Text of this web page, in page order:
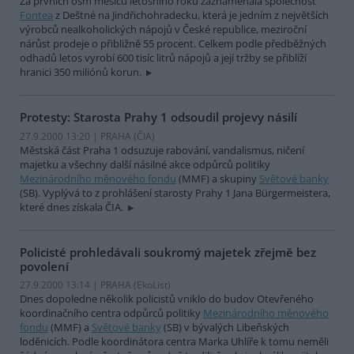
Fontea z Deštné na Jindřichohradecku, která je jedním z největších
výrobců nealkoholických nápojů v České republice, meziroční
nárůst prodeje o přibližně 55 procent. Celkem podle předběžných
odhadů letos vyrobí 600 tisíc litrů nápojů a její tržby se přiblíží
hranici 350 miliónů korun.
Protesty: Starosta Prahy 1 odsoudil projevy násilí
27.9.2000 13:20 | PRAHA (ČIA)
Městská část Praha 1 odsuzuje rabování, vandalismus, ničení
majetku a všechny další násilné akce odpůrců politiky
Mezinárodního měnového fondu (MMF) a skupiny Světové banky
(SB). Vyplývá to z prohlášení starosty Prahy 1 Jana Bürgermeistera,
které dnes získala ČIA.
Policisté prohledávali soukromý majetek zřejmě bez
povolení
27.9.2000 13:14 | PRAHA (EkoList)
Dnes dopoledne několik policistů vniklo do budov Otevřeného
koordinačního centra odpůrců politiky Mezinárodního měnového
fondu (MMF) a Světové banky (SB) v bývalých Libeňských
loděnicích. Podle koordinátora centra Marka Uhlíře k tomu neměli